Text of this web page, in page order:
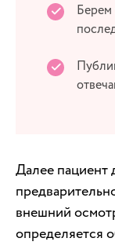
Берем
Далее пациент
внешний
определяется